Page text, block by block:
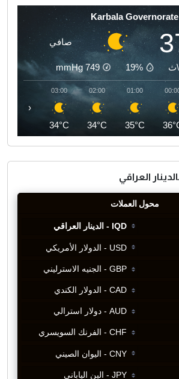
Karbala Governorate
صافي
19%
749
mmHg
01:00
35°C
02:00
34°C
03:00
34°C
‹
العراقي